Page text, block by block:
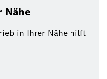
Nähe
in Ihrer Nähe hilft